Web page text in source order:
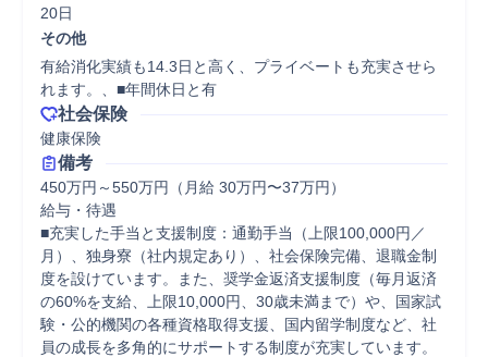
20日
その他
有給消化実績も14.3日と高く、プライベートも充実させら
れます。、■年間休日と有
社会保険
健康保険
備考
450万円～550万円（月給 30万円〜37万円）
給与・待遇
■充実した手当と支援制度：通勤手当（上限100,000円／
月）、独身寮（社内規定あり）、社会保険完備、退職金制
度を設けています。また、奨学金返済支援制度（毎月返済
の60%を支給、上限10,000円、30歳未満まで）や、国家試
験・公的機関の各種資格取得支援、国内留学制度など、社
員の成長を多角的にサポートする制度が充実しています。